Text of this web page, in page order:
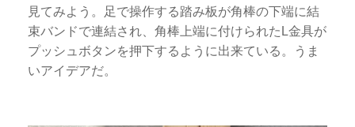
見てみよう。足で操作する踏み板が角棒の下端に結
束バンドで連結され、角棒上端に付けられたL金具が
プッシュボタンを押下するように出来ている。うま
いアイデアだ。